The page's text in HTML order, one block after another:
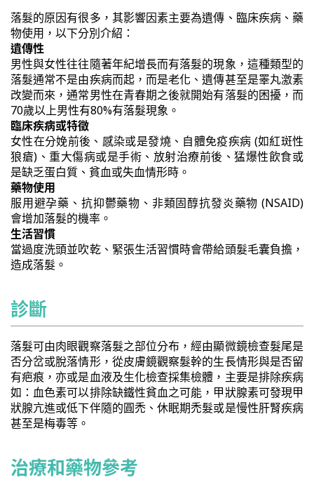
落髮的原因有很多，其影響因素主要為遺傳、臨床疾病、藥
物使用，以下分別介紹：
遺傳性
男性與女性往往隨著年紀增長而有落髮的現象，這種類型的
落髮通常不是由疾病而起，而是老化、遺傳甚至是睪丸激素
改變而來，通常男性在青春期之後就開始有落髮的困擾，而
70歲以上男性有80%有落髮現象。
臨床疾病或特徵
女性在分娩前後、感染或是發燒、自體免疫疾病 (如紅斑性
狼瘡)、重大傷病或是手術、放射治療前後、猛爆性飲食或
是缺乏蛋白質、貧血或失血情形時。
藥物使用
服用避孕藥、抗抑鬱藥物、非類固醇抗發炎藥物 (NSAID)
會增加落髮的機率。
生活習慣
當過度洗頭並吹乾、緊張生活習慣時會帶給頭髮毛囊負擔，
造成落髮。
診斷
落髮可由肉眼觀察落髮之部位分布，經由顯微鏡檢查髮尾是
否分岔或脫落情形，從皮膚鏡觀察髮幹的生長情形與是否留
有疤痕，亦或是血液及生化檢查採集檢體，主要是排除疾病
如：血色素可以排除缺鐵性貧血之可能，甲狀腺素可發現甲
狀腺亢進或低下伴隨的圓禿、休眠期禿髮或是慢性肝腎疾病
甚至是梅毒等。
治療和藥物參考